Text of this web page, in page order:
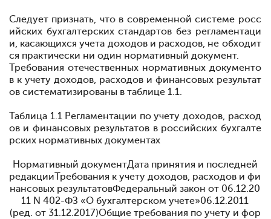
Следует признать, что в современной системе росс
ийских бухгалтерских стандартов без регламентаци
и, касающихся учета доходов и расходов, не обходит
ся практически ни один нормативный документ.
Требования отечественных нормативных документо
в к учету доходов, расходов и финансовых результат
ов систематизированы в таблице 1.1.
Таблица 1.1 Регламентации по учету доходов, расход
ов и финансовых результатов в российских бухгалте
рских нормативных документах
Нормативный документДата принятия и последней
редакцииТребования к учету доходов, расходов и фи
нансовых результатовФедеральный закон от 06.12.20
11 N 402-ФЗ «О бухгалтерском учете»06.12.2011
(ред. от 31.12.2017)Общие требования по учету и фор